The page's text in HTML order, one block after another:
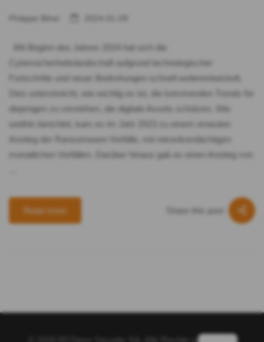
Mit Beginn des Jahres 2024 hat sich die
Cybersicherheitslandschaft aufgrund technologischer
Fortschritte und neuer Bedrohungen schnell weiterentwickelt.
Dies unterstreicht, wie wichtig es ist, die kommenden Trends für
diejenigen zu verstehen, die digitale Assets schützen. Wie
weithin berichtet, kam es im Jahr 2023 zu einem erneuten
Anstieg der Ransomware-Vorfälle, mit rekordverdächtigen
monatlichen Vorfällen. Darüber hinaus gab es einen Anstieg von
Read more Share this post